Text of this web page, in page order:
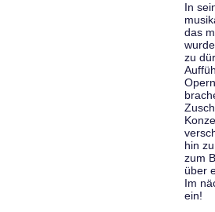
In
das
zu
hin
zum
über
Im
ein!